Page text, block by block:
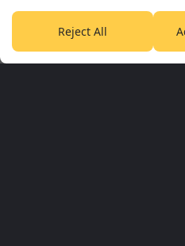
Planet Sport Network
Reject All